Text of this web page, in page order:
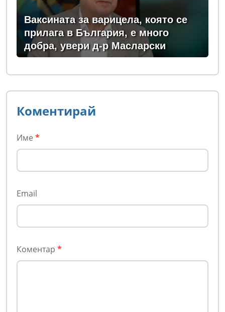
Ваксината за варицела, която се
прилага в България, е много
добра, увери д-р Масларски
Коментирай
Име *
Email
Коментар *